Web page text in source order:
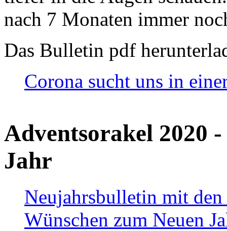
nach 7 Monaten immer
Das Bulletin pdf
Corona sucht uns in
Adventsorakel 2020
Jahr
Neujahrsbulletin mit den
Wünschen zum Neuen